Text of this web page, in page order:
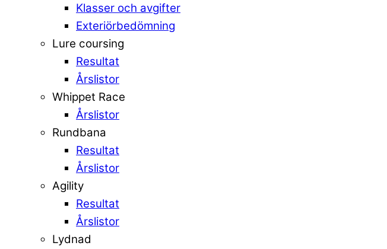
Klasser och avgifter
Exteriörbedömning
Lure coursing
Resultat
Årslistor
Whippet Race
Årslistor
Rundbana
Resultat
Årslistor
Agility
Resultat
Årslistor
Lydnad